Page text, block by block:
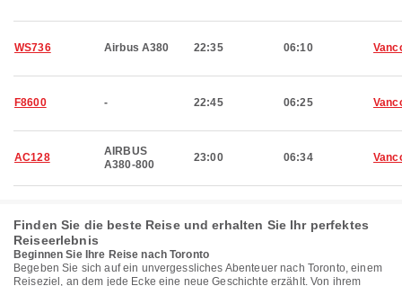
WS736 Airbus A380 22:35 06:10
F8600 - 22:45 06:25
AC128
AIRBUS
A380-800
23:00 06:34
Finden Sie die beste Reise und erhalten Sie Ihr perfektes
Reiseerlebnis
Beginnen Sie Ihre Reise nach Toronto
Begeben Sie sich auf ein unvergessliches Abenteuer nach Toronto, einem
Reiseziel, an dem jede Ecke eine neue Geschichte erzählt. Von ihrem